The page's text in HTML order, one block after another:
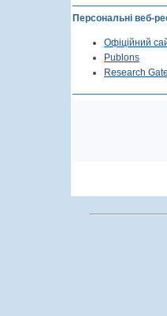
Персональні веб-
Офіційний
Publons
Research Gate